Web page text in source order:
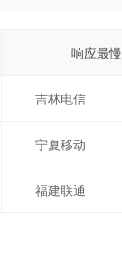
响应最慢
吉林电信
宁夏移动
福建联通